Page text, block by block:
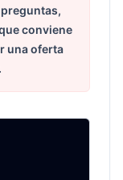
conviene
una oferta